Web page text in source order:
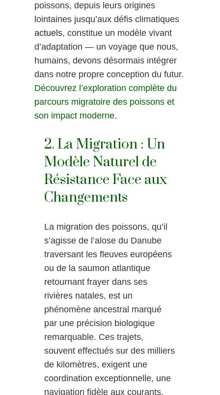
poissons, depuis leurs origines
lointaines jusqu’aux défis climatiques
actuels, constitue un modèle vivant
d’adaptation — un voyage que nous,
humains, devons désormais intégrer
dans notre propre conception du futur.
Découvrez l’exploration complète du
parcours migratoire des poissons et
son impact moderne.
2. La Migration : Un
Modèle Naturel de
Résistance Face aux
Changements
La migration des poissons, qu’il
s’agisse de l’alose du Danube
traversant les fleuves européens
ou de la saumon atlantique
retournant frayer dans ses
rivières natales, est un
phénomène ancestral marqué
par une précision biologique
remarquable. Ces trajets,
souvent effectués sur des milliers
de kilomètres, exigent une
coordination exceptionnelle, une
navigation fidèle aux courants,